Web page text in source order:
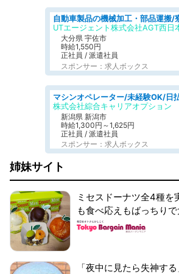
大分県 宇佐市
時給1,550円
正社員 / 派遣社員
スポンサー：求人ボックス
株式会社綜合キャリアオプション
新潟県 新潟市
時給1,300円～1,625円
正社員 / 派遣社員
スポンサー：求人ボックス
姉妹サイト
ミセスドーナツ全4種を
も食べ応えもばっちりで
「夜中に見たら失神す